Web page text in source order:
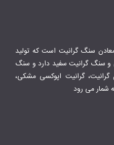
سنگ گرانيت است كه توليد
سنگ گرانیت سفید دارد و سنگ
گرانیت، گرانیت اپوکسی مشکی،
شمار می رود